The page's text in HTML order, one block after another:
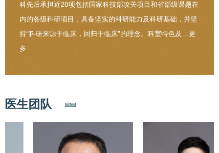
科先后承担近20项包括国家科技部攻关项目和省部级课题在
内的各级科研项目，具备坚实的科研能力及科研基础，并坚
持“科研来源于临床，回归于临床”的理念。科室特色及… 更
多
医生团队